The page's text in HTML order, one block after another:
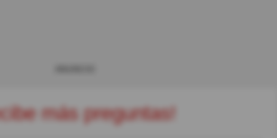
más preguntas!